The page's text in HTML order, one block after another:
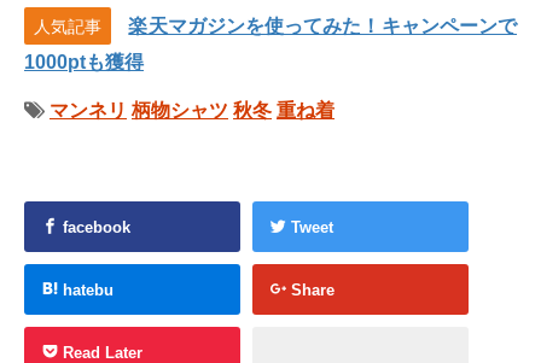
人気記事
楽天マガジンを使ってみた！キャンペーンで
1000ptも獲得
マンネリ 柄物シャツ 秋冬 重ね着
facebook Tweet
hatebu Share
Read Later